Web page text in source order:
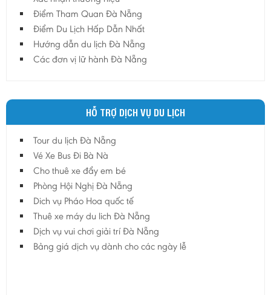
Điểm Tham Quan Đà Nẵng
Điểm Du Lịch Hấp Dẫn Nhất
Hướng dẫn du lịch Đà Nẵng
Các đơn vị lữ hành Đà Nẵng
HỖ TRỢ DỊCH VỤ DU LỊCH
Tour du lịch Đà Nẵng
Vé Xe Bus Đi Bà Nà
Cho thuê xe đẩy em bé
Phòng Hội Nghị Đà Nẵng
Dich vụ Pháo Hoa quốc tế
Thuê xe máy du lich Đà Nẵng
Dịch vụ vui chơi giải trí Đà Nẵng
Bảng giá dịch vụ dành cho các ngày lễ